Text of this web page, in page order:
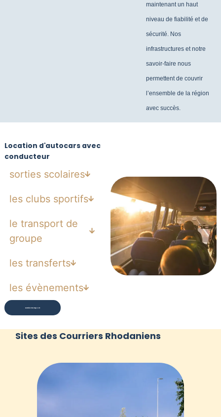
maintenant un haut
niveau de fiabilité et de
sécurité. Nos
infrastructures et notre
savoir-faire nous
permettent de couvrir
l’ensemble de la région
avec succès.
Location d'autocars avec
conducteur
sorties scolaires
les clubs sportifs
le transport de
groupe
les transferts
les évènements
Devis transport
Sites des Courriers Rhodaniens